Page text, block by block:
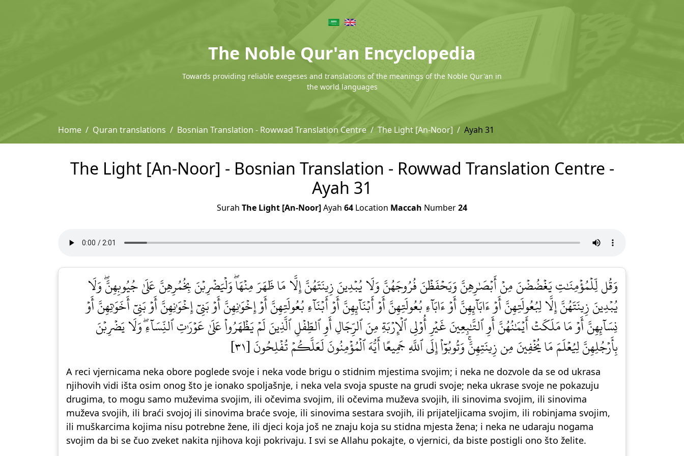
The Noble Qur'an Encyclopedia
Towards providing reliable exegeses and translations of the meanings of the Noble Qur'an in
the world languages
Home Quran translations Bosnian Translation - Rowwad Translation Centre The Light [An-Noor] Ayah 31
The Light [An-Noor] - Bosnian Translation - Rowwad Translation Centre -
Ayah 31
Surah The Light [An-Noor]Ayah 64 Location Maccah Number24
وَقُل لِّلۡمُؤۡمِنَٰتِ يَغۡضُضۡنَ مِنۡ أَبۡصَٰرِهِنَّ وَيَحۡفَظۡنَ فُرُوجَهُنَّ وَلَا يُبۡدِينَ زِينَتَهُنَّ إِلَّا مَا ظَهَرَ مِنۡهَاۖ وَلۡيَضۡرِبۡنَ بِخُمُرِهِنَّ عَلَىٰ جُيُوبِهِنَّۖ وَلَا
يُبۡدِينَ زِينَتَهُنَّ إِلَّا لِبُعُولَتِهِنَّ أَوۡ ءَابَآئِهِنَّ أَوۡ ءَابَآءِ بُعُولَتِهِنَّ أَوۡ أَبۡنَآئِهِنَّ أَوۡ أَبۡنَآءِ بُعُولَتِهِنَّ أَوۡ إِخۡوَٰنِهِنَّ أَوۡ بَنِيٓ إِخۡوَٰنِهِنَّ أَوۡ بَنِيٓ أَخَوَٰتِهِنَّ أَوۡ
نِسَآئِهِنَّ أَوۡ مَا مَلَكَتۡ أَيۡمَٰنُهُنَّ أَوِ ٱلتَّٰبِعِينَ غَيۡرِ أُوْلِي ٱلۡإِرۡبَةِ مِنَ ٱلرِّجَالِ أَوِ ٱلطِّفۡلِ ٱلَّذِينَ لَمۡ يَظۡهَرُواْ عَلَىٰ عَوۡرَٰتِ ٱلنِّسَآءِۖ وَلَا يَضۡرِبۡنَ
بِأَرۡجُلِهِنَّ لِيُعۡلَمَ مَا يُخۡفِينَ مِن زِينَتِهِنَّۚ وَتُوبُوٓاْ إِلَى ٱللَّهِ جَمِيعًا أَيُّهَ ٱلۡمُؤۡمِنُونَ لَعَلَّكُمۡ تُفۡلِحُونَ [٣١]
A reci vjernicama neka obore poglede svoje i neka vode brigu o stidnim mjestima svojim; i neka ne dozvole da se od ukrasa
njihovih vidi išta osim onog što je ionako spoljašnje, i neka vela svoja spuste na grudi svoje; neka ukrase svoje ne pokazuju
drugima, to mogu samo muževima svojim, ili očevima svojim, ili očevima muževa svojih, ili sinovima svojim, ili sinovima
muževa svojih, ili braći svojoj ili sinovima braće svoje, ili sinovima sestara svojih, ili prijateljicama svojim, ili robinjama svojim,
ili muškarcima kojima nisu potrebne žene, ili djeci koja još ne znaju koja su stidna mjesta žena; i neka ne udaraju nogama
svojim da bi se čuo zveket nakita njihova koji pokrivaju. I svi se Allahu pokajte, o vjernici, da biste postigli ono što želite.